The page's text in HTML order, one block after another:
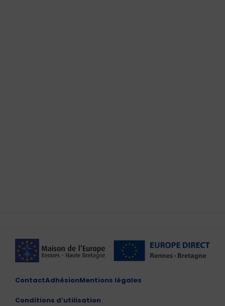
ContactAdhésionMentions légales
Conditions d’utilisation